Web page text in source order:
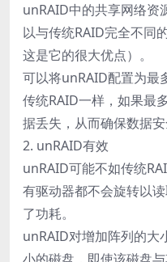
unRAID中的共享网络资
以与传统RAID完全不同
这是它的很大优点）。
可以将unRAID配置为最
传统RAID一样，如果最
据丢失，从而确保数据安
2. unRAID有效
unRAID可能不如传统
有驱动器都不会旋转以
了功耗。
unRAID对增加阵列的大